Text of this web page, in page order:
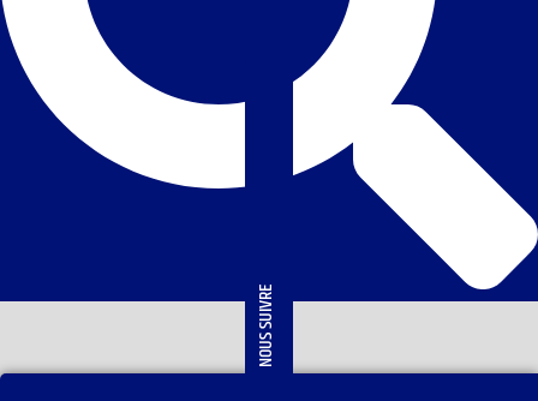
NOUS SUIVRE